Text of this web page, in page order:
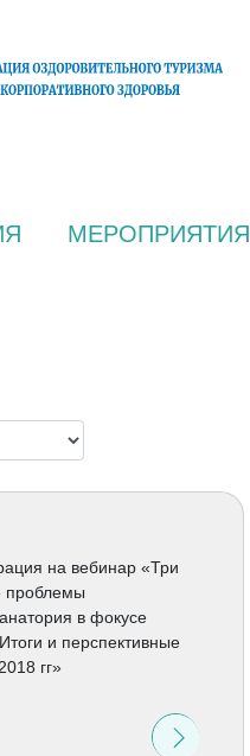
МЕРОПРИЯТИЯ
на вебинар «Три
проблемы
в фокусе
и перспективные
гг»